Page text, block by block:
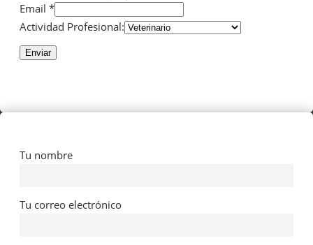
Email *
Actividad Profesional:
Enviar
Tu nombre
Tu correo electrónico